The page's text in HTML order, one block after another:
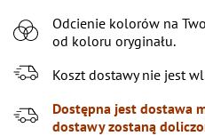
XL
Odcienie kolorów na
od koloru oryginału.
Koszt dostawy nie jest
Dostępna jest dostawa
dostawy zostaną